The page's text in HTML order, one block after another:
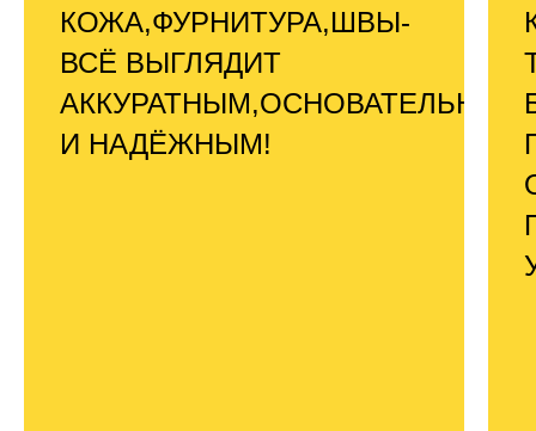
КОЖА,ФУРНИТУРА,ШВЫ-
ВСЁ ВЫГЛЯДИТ
АККУРАТНЫМ,ОСНОВАТЕЛЬНЫМ
И НАДЁЖНЫМ!